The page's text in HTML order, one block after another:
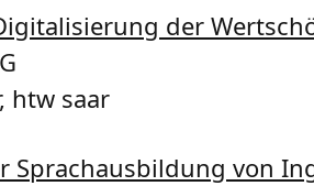
der
htw saar
Sprachausbildung von